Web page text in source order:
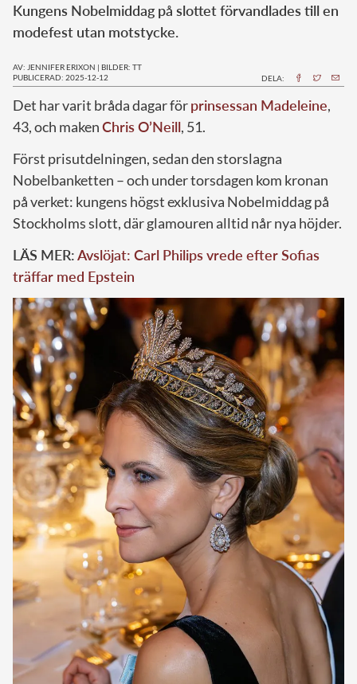
Kungens Nobelmiddag på slottet förvandlades till en
modefest utan motstycke.
AV: JENNIFER ERIXON | BILDER: TT
PUBLICERAD: 2025-12-12
DELA:
Det har varit bråda dagar förprinsessan Madeleine,
43, och makenChris O’Neill, 51.
Först prisutdelningen, sedan den storslagna
Nobelbanketten – och under torsdagen kom kronan
på verket: kungens högst exklusiva Nobelmiddag på
Stockholms slott, där glamouren alltid når nya höjder.
LÄS MER:Avslöjat: Carl Philips vrede efter Sofias
träffar med Epstein